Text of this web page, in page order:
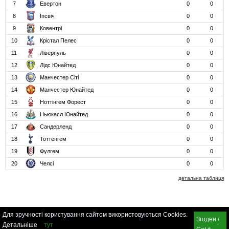
7
Евертон 0
0
8
Іпсвіч 0
0
9
Ковентрі 0
0
10
Крістал Пелес 0
0
11
Ліверпуль 0
0
12
Лідс Юнайтед 0
0
13
Манчестер Сіті 0
0
14
Манчестер Юнайтед 0
0
15
Ноттінгем Форест 0
0
16
Ньюкасл Юнайтед 0
0
17
Сандерленд 0
0
18
Тоттенгем 0
0
19
Фулгем 0
0
20
Челсі 0 0
детальна таблиця
Для зручності користування сайтом використовуються Cookies.
Детальніше
тут
Згоден /